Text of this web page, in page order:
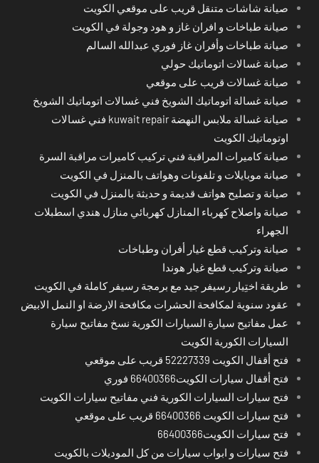
صيانة شاشات متنقل قريب على موقعي الكويت
صيانة طباخات و افران غاز و هود وجولة في الكويت
صيانة طباخات وأفران غاز فوري عبدالله السالم
صيانة غسالات اتوماتيك حولي
صيانة غسالات قريب على موقعي
صيانة غسالة اتوماتيك الشويخ فني غسالات اتوماتيك الشويخ
صيانة غسالة ملابس النهضة kuwait repair فني غسالات
اوتوماتيك الكويت
صيانة كاميرات المراقبة فني تركيب كاميرات مراقبة السرة
صيانة موبايلات و تلفونات وهواتف بالمنزل في الكويت
صيانة و تصليح هواتف قديمة و حديثة بالمنزل في الكويت
صيانة واصلاح كهرباء المنازل كهربائي منازل هندي اسطبلات
الجهراء
صيانة وتركيب قطع غيار أفران وطباخات
صيانة وتركيب قطع غيار هوندا
طريقة اختِيار رسيفر جيد مع برمجة رسيفر كاملة في الكويت
عقود سنوية لمكافحة الحشرات مكافحة الارضة او النمل الابيض
عمل مفاتيح سيارة السيارات الكورية نسخ مفاتيح سيارة
السيارات الكورية الكويت
فتح أقفال الكويت 52227339 قريب على موقعي
فتح أقفال سيارات الكويت66400366 فوري
فتح سيارات السيارات الكورية فني مفاتيح سيارات الكويت
فتح سيارات الكويت 66400366 قريب على موقعي
فتح سيارات الكويت66400366
فتح سيارات و ابواب سيارات من كل الموديلات بالكويت